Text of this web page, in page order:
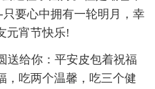
要心中拥有一轮明月，幸
元宵节快乐!
送给你：平安皮包着祝福
，吃两个温馨，吃三个健